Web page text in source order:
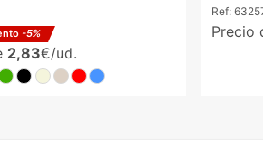
-5%
2,83€/ud.
Ref:
Precio